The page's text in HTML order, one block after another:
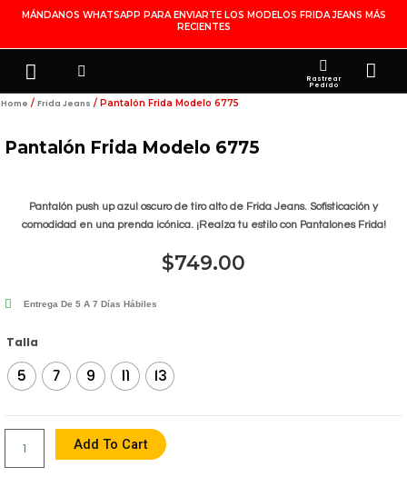
Contenido
MÁNDANOS WHATSAPP PARA ENVIARTE LOS MODELOS FRIDA JEANS MÁS
RECIENTES
MenuSearch Rastrear
Pedido
Home / Frida Jeans / Pantalón Frida Modelo 6775
Pantalón Frida Modelo 6775
Pantalón push up azul oscuro de tiro alto de Frida Jeans. Sofisticación y
comodidad en una prenda icónica. ¡Realza tu estilo con Pantalones Frida!
$749.00
Entrega De 5 A 7 Días Hábiles
Talla
5 7 9 11 13
Pantalón
Frida
Modelo
Quantity
Add To Cart